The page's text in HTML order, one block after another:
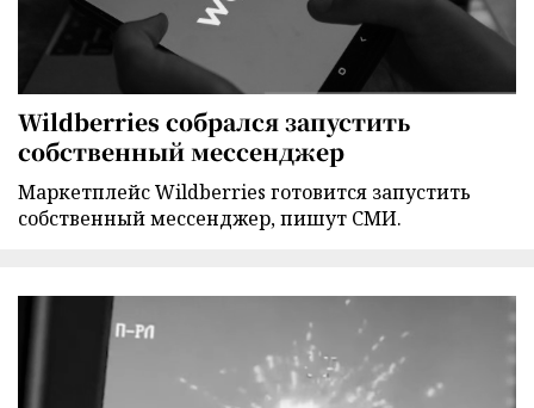
Wildberries собрался запустить
собственный мессенджер
Маркетплейс Wildberries готовится запустить
собственный мессенджер, пишут СМИ.